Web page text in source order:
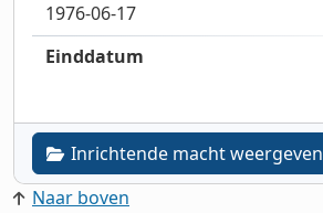
1976-06-17
Einddatum
Inrichtende macht weergeven
Naar boven